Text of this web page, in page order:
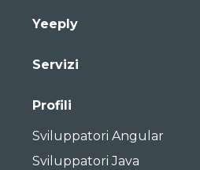
Yeeply
Servizi
Profili
Sviluppatori Angular
Sviluppatori Java